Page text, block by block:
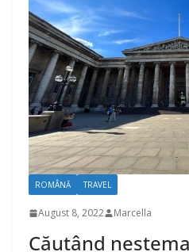
ROMÂNĂ TRAVEL
August 8, 2022 Marcella
Căutând